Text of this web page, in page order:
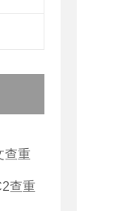
查重
查重